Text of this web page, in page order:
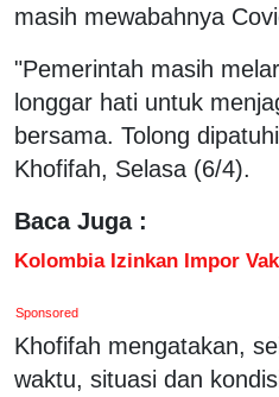
masih mewabahnya
"Pemerintah masih
longgar hati untuk
bersama. Tolong
Khofifah, Selasa (6/4).
Baca Juga :
Kolombia Izinkan Impor
Sponsored
Khofifah mengatakan,
waktu, situasi dan